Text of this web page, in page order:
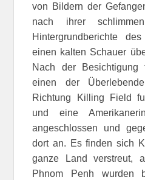
von Bildern der
nach ihrer
Hintergrundberichte
einen kalten Schauer
Nach der
einen der
Richtung Killing Field
und eine
angeschlossen und
dort an. Es finden sich
ganze Land verstreut,
Phnom Penh wurden